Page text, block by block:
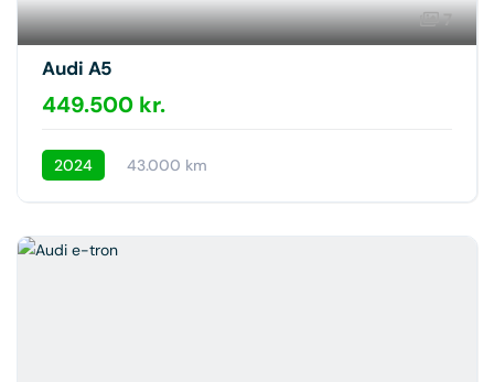
7
Audi A5
449.500 kr.
2024 43.000 km